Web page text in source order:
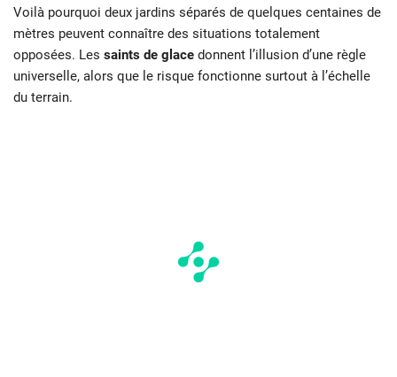
Voilà pourquoi deux jardins séparés de quelques centaines de
mètres peuvent connaître des situations totalement
opposées. Les saints de glace donnent l’illusion d’une règle
universelle, alors que le risque fonctionne surtout à l’échelle
du terrain.